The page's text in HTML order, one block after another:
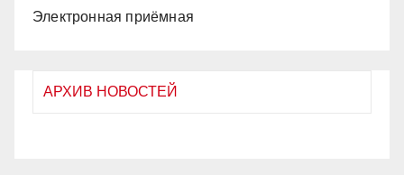
Электронная приёмная
АРХИВ НОВОСТЕЙ